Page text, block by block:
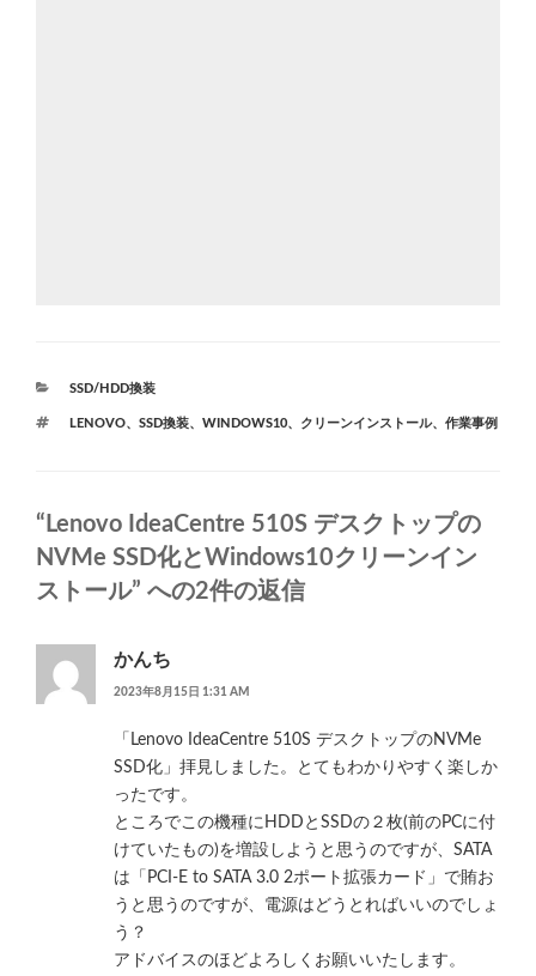
カ
ゴ
SSD/HDD換装
タ
LENOVO、 SSD換装、 WINDOWS10、 クリーンインストール、 作業事例
“Lenovo IdeaCentre 510S デスクトップの
NVMe SSD化とWindows10クリーンイン
ストール” への2件の返信
かんち
2023年8月15日 1:31 AM
「Lenovo IdeaCentre 510S デスクトップのNVMe
SSD化」拝見しました。とてもわかりやすく楽しか
ったです。
ところでこの機種にHDDとSSDの２枚(前のPCに付
けていたもの)を増設しようと思うのですが、SATA
は「PCI-E to SATA 3.0 2ポート拡張カード」で賄お
うと思うのですが、電源はどうとればいいのでしょ
う？
アドバイスのほどよろしくお願いいたします。